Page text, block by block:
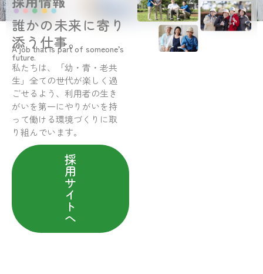
誰かの未来に寄り
添う仕事。
A job that is part of someone’s
future.
私たちは、「幼・青・老共
生」全ての世代が楽しく過
ごせるよう、利用者の生き
がいを第一にやりがいを持
って働ける環境づくりに取
り組んでいます。
採
用
サ
イ
ト
へ